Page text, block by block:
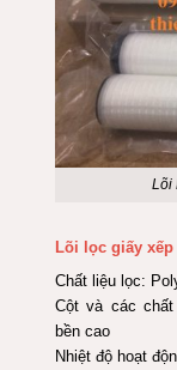
Lõi
Lõi lọc giấy
Chất liệu lọc:
Cột và các chất
bền cao
Nhiệt độ hoạt